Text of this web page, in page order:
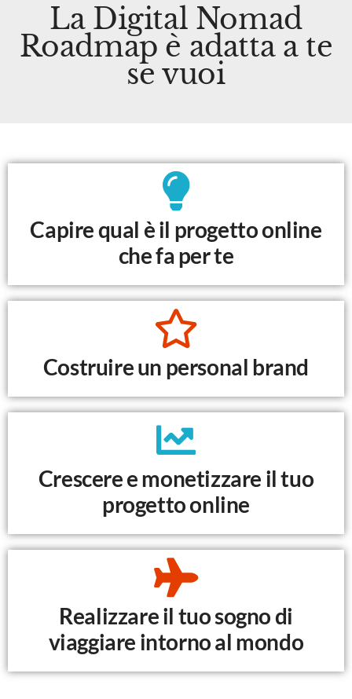
La Digital Nomad
Roadmap è adatta a te
se vuoi
Capire qual è il progetto online
che fa per te
Costruire un personal brand
Crescere e monetizzare il tuo
progetto online
Realizzare il tuo sogno di
viaggiare intorno al mondo